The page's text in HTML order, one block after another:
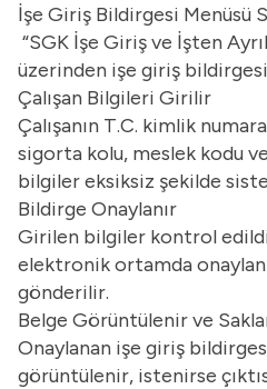
İşe Giriş Bildirgesi Menüsü
“SGK İşe Giriş ve İşten
üzerinden işe giriş bildirgesi
Çalışan Bilgileri Girilir
Çalışanın T.C. kimlik
sigorta kolu, meslek kodu
bilgiler eksiksiz şekilde
Bildirge Onaylanır
Girilen bilgiler kontrol
elektronik ortamda
gönderilir.
Belge Görüntülenir ve
Onaylanan işe giriş
görüntülenir, istenirse